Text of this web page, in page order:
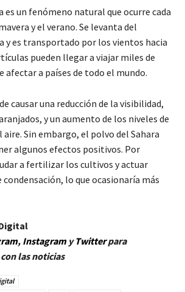
es un fenómeno natural que ocurre cada
y el verano. Se levanta del
y es transportado por los vientos hacia
pueden llegar a viajar miles de
afectar a países de todo el mundo.
causar una reducción de la visibilidad,
y un aumento de los niveles de
Sin embargo, el polvo del Sahara
algunos efectos positivos. Por
a fertilizar los cultivos y actuar
condensación, lo que ocasionaría más
, InstagramyTwitterpara
las noticias